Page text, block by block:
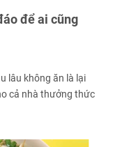
để ai cũng
lâu không ăn là lại
cả nhà thưởng thức